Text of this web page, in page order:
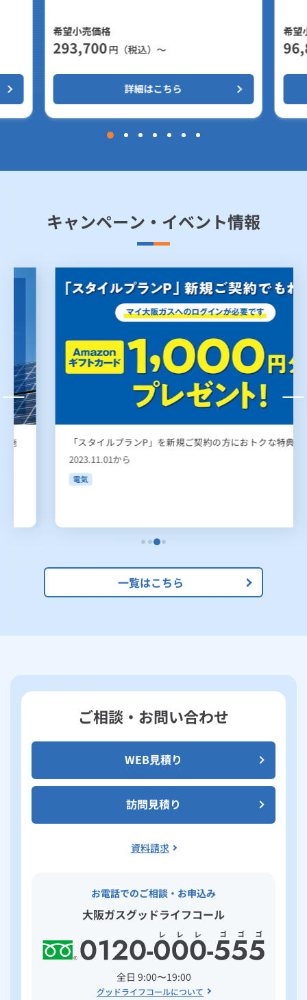
希望小売価格
293,700円（税込）～
詳細はこちら
希望
キャンペーン・イベント情報
「スタイルプランP」を新規ご契約の方におトクな特典！
2023.11.01から
一覧はこちら
ご相談・お問い合わせ
WEB見積り
訪問見積り
資料請求
お電話でのご相談・お申込み
大阪ガスグッドライフコール
全日 9:00〜19:00
グッドライフコールについて